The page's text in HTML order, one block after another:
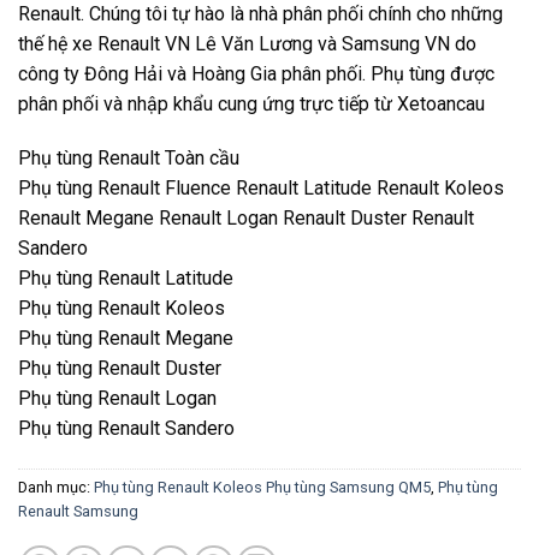
Renault. Chúng tôi tự hào là nhà phân phối chính cho những
thế hệ xe Renault VN Lê Văn Lương và Samsung VN do
công ty Đông Hải và Hoàng Gia phân phối. Phụ tùng được
phân phối và nhập khẩu cung ứng trực tiếp từ Xetoancau
Phụ tùng Renault Toàn cầu
Phụ tùng Renault Fluence Renault Latitude Renault Koleos
Renault Megane Renault Logan Renault Duster Renault
Sandero
Phụ tùng Renault Latitude
Phụ tùng Renault Koleos
Phụ tùng Renault Megane
Phụ tùng Renault Duster
Phụ tùng Renault Logan
Phụ tùng Renault Sandero
Danh mục: Phụ tùng Renault Koleos Phụ tùng Samsung QM5, Phụ tùng
Renault Samsung